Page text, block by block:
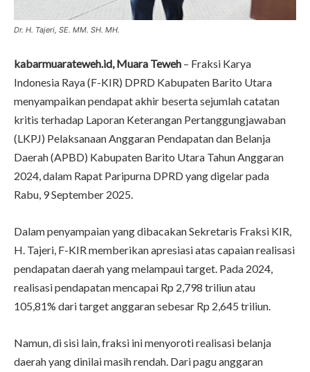
Dr. H. Tajeri, SE. MM. SH. MH.
kabarmuarateweh.id, Muara Teweh – Fraksi Karya
Indonesia Raya (F-KIR) DPRD Kabupaten Barito Utara
menyampaikan pendapat akhir beserta sejumlah catatan
kritis terhadap Laporan Keterangan Pertanggungjawaban
(LKPJ) Pelaksanaan Anggaran Pendapatan dan Belanja
Daerah (APBD) Kabupaten Barito Utara Tahun Anggaran
2024, dalam Rapat Paripurna DPRD yang digelar pada
Rabu, 9 September 2025.
Dalam penyampaian yang dibacakan Sekretaris Fraksi KIR,
H. Tajeri, F-KIR memberikan apresiasi atas capaian realisasi
pendapatan daerah yang melampaui target. Pada 2024,
realisasi pendapatan mencapai Rp 2,798 triliun atau
105,81% dari target anggaran sebesar Rp 2,645 triliun.
Namun, di sisi lain, fraksi ini menyoroti realisasi belanja
daerah yang dinilai masih rendah. Dari pagu anggaran